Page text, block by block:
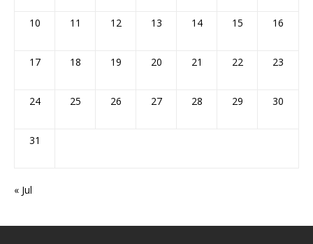
10 11 12 13 14 15 16
17 18 19 20 21 22 23
24 25 26 27 28 29 30
31
« Jul